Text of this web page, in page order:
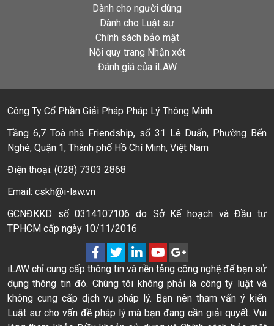
Dành cho người dùng
Dành cho Luật sư
Chính sách bảo mật
Nội quy trang Nhận xét
Đánh giá của iLAW
Công Ty Cổ Phần Giải Pháp Pháp Lý Thông Minh
Tầng 6,7 Toà nhà Friendship, số 31 Lê Duẩn, Phường Bến
Nghé, Quận 1, Thành phố Hồ Chí Minh, Việt Nam
Điện thoại: (028) 7303 2868
Email: cskh@i-law.vn
GCNĐKKD số 0314107106 do Sở Kế hoạch và Đầu tư
TPHCM cấp ngày 10/11/2016
iLAW chỉ cung cấp thông tin và nền tảng công nghệ để bạn sử
dụng thông tin đó. Chúng tôi không phải là công ty luật và
không cung cấp dịch vụ pháp lý. Bạn nên tham vấn ý kiến
Luật sư cho vấn đề pháp lý mà bạn đang cần giải quyết. Vui